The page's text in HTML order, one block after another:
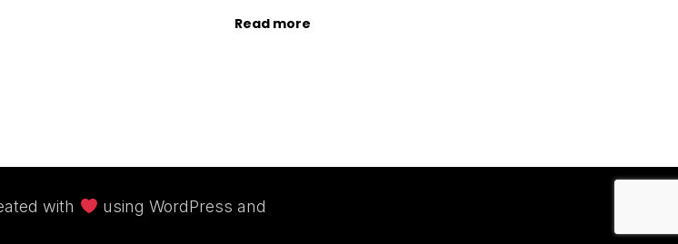
Read more
with using WordPress and